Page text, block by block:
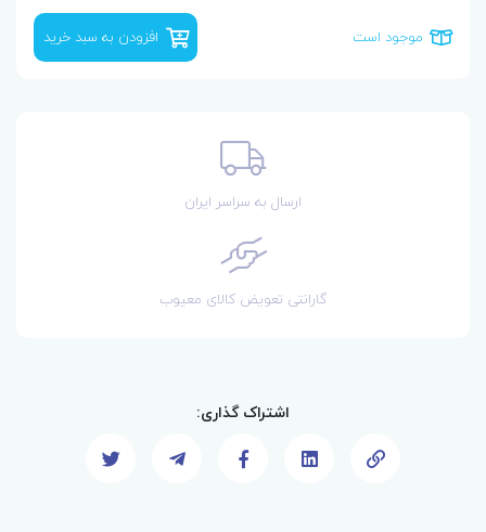
موجود است افزودن به سبد خرید
ارسال به سراسر ایران
گارانتی تعویض کالای معیوب
اشتراک گذاری: